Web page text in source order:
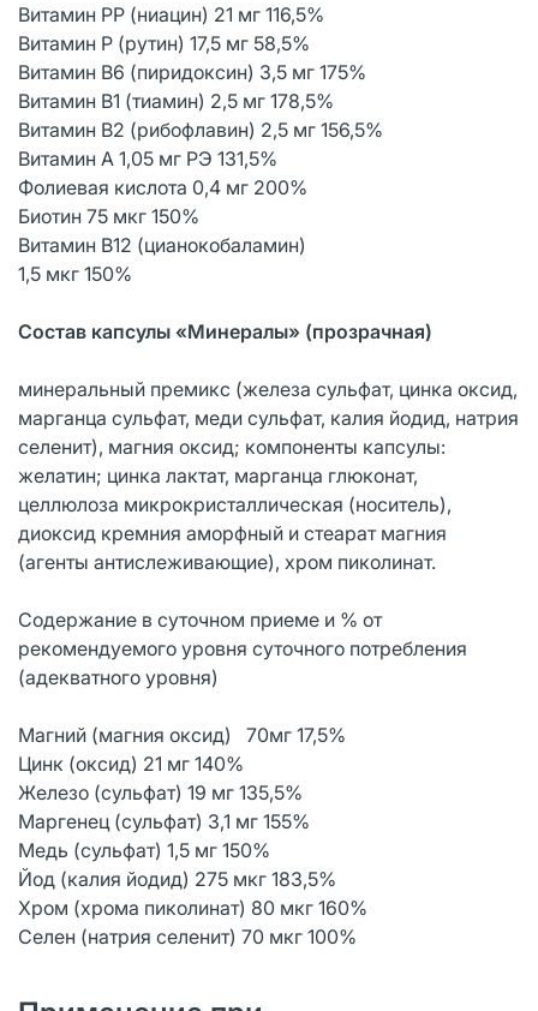
Витамин РР (ниацин) 21 мг 116,5%
Витамин Р (рутин) 17,5 мг 58,5%
Витамин B6 (пиридоксин) 3,5 мг 175%
Витамин B1 (тиамин) 2,5 мг 178,5%
Витамин B2 (рибофлавин) 2,5 мг 156,5%
Витамин A 1,05 мг РЭ 131,5%
Фолиевая кислота 0,4 мг 200%
Биотин 75 мкг 150%
Витамин B12 (цианокобаламин)
1,5 мкг 150%
Состав капсулы «Минералы» (прозрачная)
минеральный премикс (железа сульфат, цинка оксид,
марганца сульфат, меди сульфат, калия йодид, натрия
селенит), магния оксид; компоненты капсулы:
желатин; цинка лактат, марганца глюконат,
целлюлоза микрокристаллическая (носитель),
диоксид кремния аморфный и стеарат магния
(агенты антислеживающие), хром пиколинат.
Содержание в суточном приеме и % от
рекомендуемого уровня суточного потребления
(адекватного уровня)
Магний (магния оксид) 70мг 17,5%
Цинк (оксид) 21 мг 140%
Железо (сульфат) 19 мг 135,5%
Маргенец (сульфат) 3,1 мг 155%
Медь (сульфат) 1,5 мг 150%
Йод (калия йодид) 275 мкг 183,5%
Хром (хрома пиколинат) 80 мкг 160%
Селен (натрия селенит) 70 мкг 100%